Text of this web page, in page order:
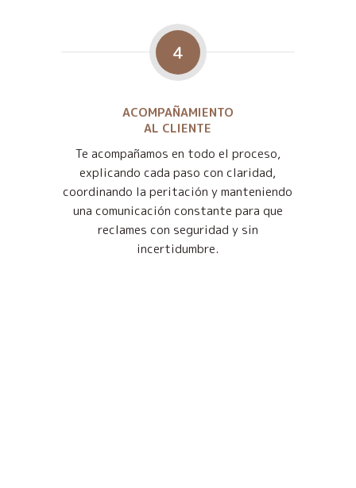
4
ACOMPAÑAMIENTO
AL CLIENTE
Te acompañamos en todo el proceso,
explicando cada paso con claridad,
coordinando la peritación y manteniendo
una comunicación constante para que
reclames con seguridad y sin
incertidumbre.